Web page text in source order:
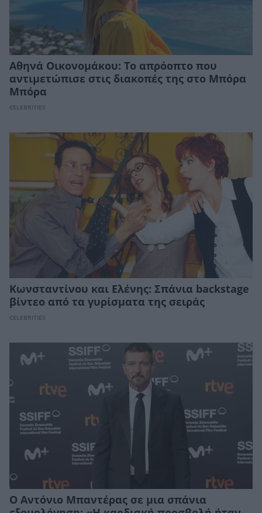
Αθηνά Οικονομάκου: Το απρόοπτο που
αντιμετώπισε στις διακοπές της στο Μπόρα
Μπόρα
CELEBRITIES
Κωνσταντίνου και Ελένης: Σπάνια backstage
βίντεο από τα γυρίσματα της σειράς
CELEBRITIES
Ο Αντόνιο Μπαντέρας σε μια σπάνια